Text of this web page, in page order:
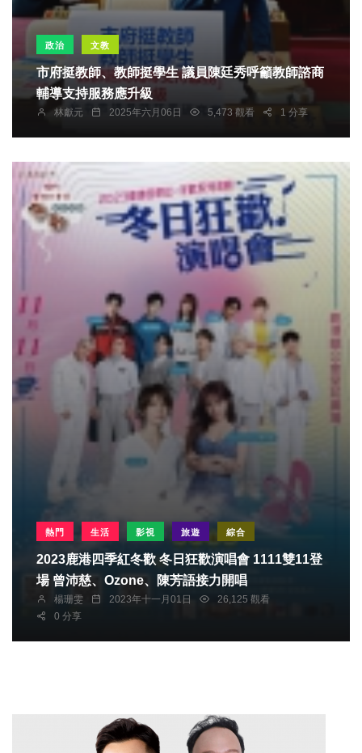
政治 文教
市府挺教師、教師挺學生 議員陳廷秀呼籲教師諮商
輔導支持服務應升級
林獻元 2025年六月06日 5,473 觀看 1 分享
熱門 生活 影視 旅遊 綜合
2023鹿港四季紅冬歡 冬日狂歡演唱會 1111雙11登
場 曾沛慈、Ozone、陳芳語接力開唱
楊珊雯 2023年十一月01日
26,125 觀看
0 分享